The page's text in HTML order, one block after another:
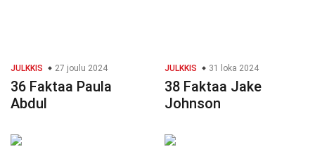
JULKKIS 27 joulu 2024
36 Faktaa Paula
Abdul
JULKKIS 31 loka 2024
38 Faktaa Jake
Johnson